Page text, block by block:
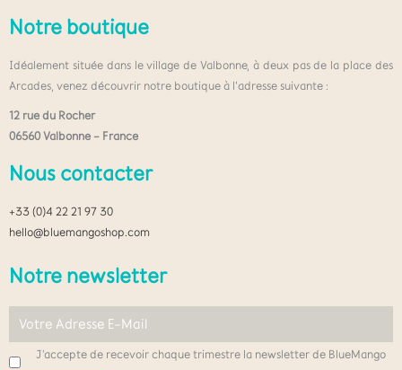
Notre boutique
Idéalement située dans le village de Valbonne, à deux pas de la place des
Arcades, venez découvrir notre boutique à l’adresse suivante :
12 rue du Rocher
06560 Valbonne – France
Nous contacter
+33 (0)4 22 21 97 30
hello@bluemangoshop.com
Notre newsletter
J'accepte de recevoir chaque trimestre la newsletter de BlueMango